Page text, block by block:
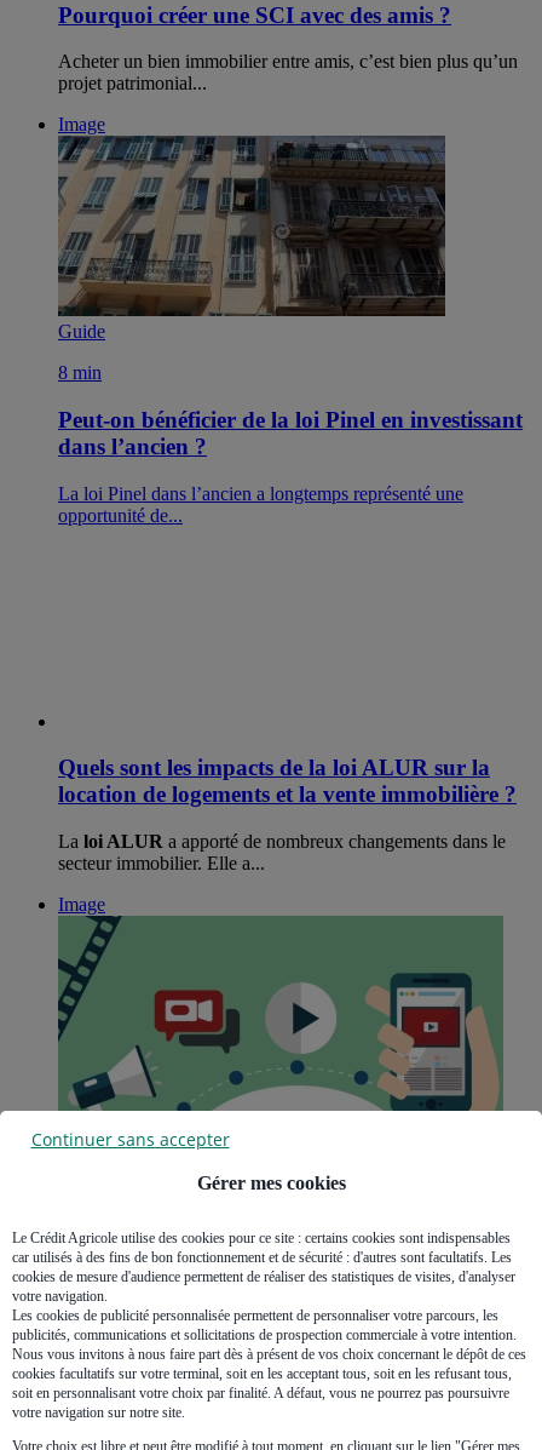
Pourquoi créer une SCI avec des amis ?
Acheter un bien immobilier entre amis, c’est bien plus qu’un
projet patrimonial...
Image
Guide
8 min
Peut-on bénéficier de la loi Pinel en investissant
dans l’ancien ?
La loi Pinel dans l’ancien a longtemps représenté une
opportunité de...
Quels sont les impacts de la loi ALUR sur la
location de logements et la vente immobilière ?
La loi ALUR a apporté de nombreux changements dans le
secteur immobilier. Elle a...
Image
Gérer mes cookies
Le Crédit Agricole utilise des cookies pour ce site : certains cookies sont indispensables
car utilisés à des fins de bon fonctionnement et de sécurité : d'autres sont facultatifs. Les
cookies de mesure d'audience permettent de réaliser des statistiques de visites, d'analyser
votre navigation.
Les cookies de publicité personnalisée permettent de personnaliser votre parcours, les
publicités, communications et sollicitations de prospection commerciale à votre intention.
Nous vous invitons à nous faire part dès à présent de vos choix concernant le dépôt de ces
cookies facultatifs sur votre terminal, soit en les acceptant tous, soit en les refusant tous,
soit en personnalisant votre choix par finalité. A défaut, vous ne pourrez pas poursuivre
votre navigation sur notre site.
Votre choix est libre et peut être modifié à tout moment, en cliquant sur le lien "Gérer mes
Continuer sans accepter